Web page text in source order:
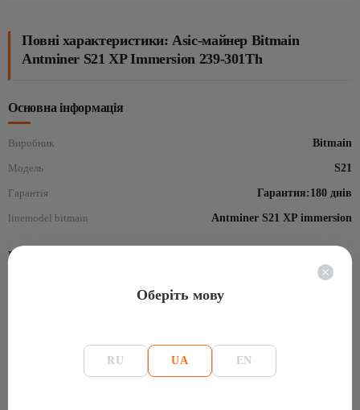
Повні характеристики: Asic-майнер Bitmain
Antminer S21 XP Immersion 239-301Th
Основна інформація
Виробник Bitmain
Модель S21
Гарантія Гарантия:180 днів
linemodel bitmain Antminer S21 XP immersion
Майнінг
Оберіть мову
RU UA EN